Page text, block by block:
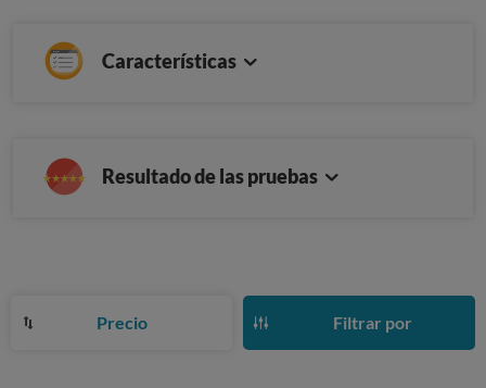
Características
Resultado de las pruebas
Precio Filtrar por